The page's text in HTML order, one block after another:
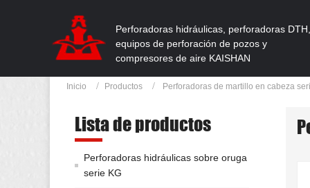
Perforadoras hidráulicas, perforadoras DTH,
equipos de perforación de pozos y
compresores de aire KAISHAN
Inicio Productos Perforadoras de martillo en cabeza
Lista de productos
Perforadoras hidráulicas sobre oruga
serie KG